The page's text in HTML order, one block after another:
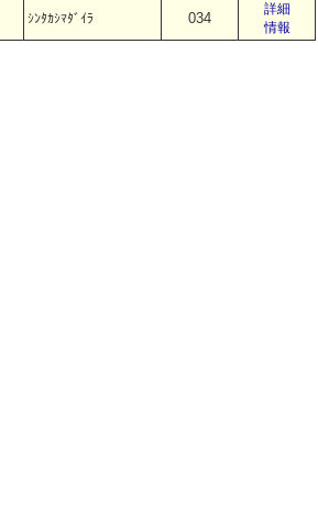
ｼﾝﾀｶｼﾏﾀﾞｲﾗ 034
詳細
情報